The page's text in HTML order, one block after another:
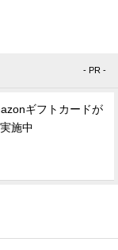
- PR -
ギフトカードが
施中